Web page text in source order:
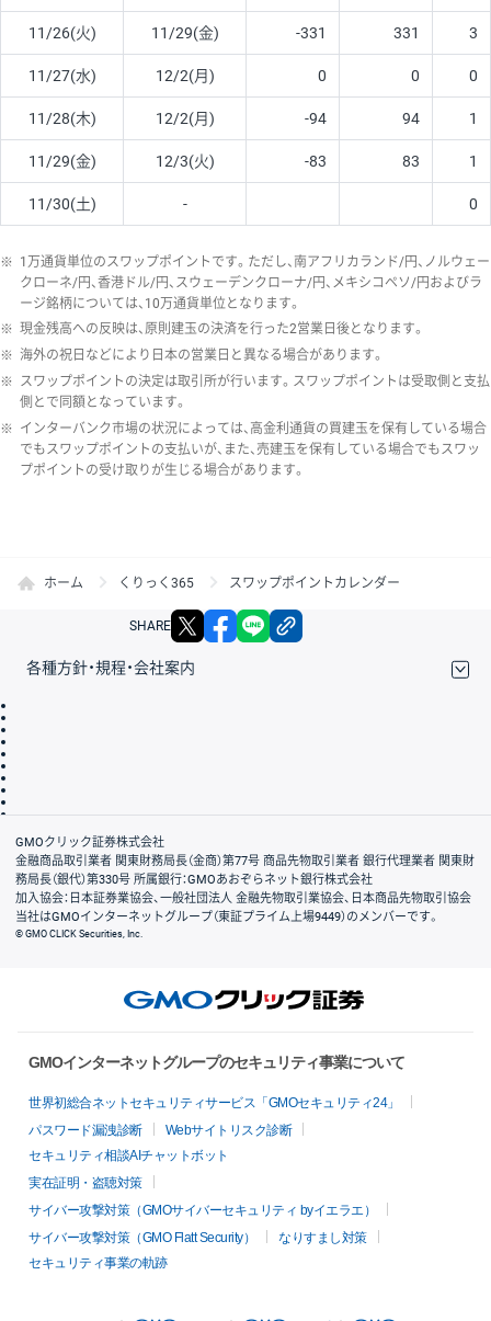
11/26(火) 11/29(金) -331 331 3
11/27(水) 12/2(月) 0 0 0
11/28(木) 12/2(月) -94 94 1
11/29(金) 12/3(火) -83 83 1
11/30(土) - 0
※ 1万通貨単位のスワップポイントです。ただし、南アフリカランド/円、ノルウェー
クローネ/円、香港ドル/円、スウェーデンクローナ/円、メキシコペソ/円およびラ
ージ銘柄については、10万通貨単位となります。
※ 現金残高への反映は、原則建玉の決済を行った2営業日後となります。
※ 海外の祝日などにより日本の営業日と異なる場合があります。
※ スワップポイントの決定は取引所が行います。スワップポイントは受取側と支払
側とで同額となっています。
※ インターバンク市場の状況によっては、高金利通貨の買建玉を保有している場合
でもスワップポイントの支払いが、また、売建玉を保有している場合でもスワッ
プポイントの受け取りが生じる場合があります。
ホーム くりっく365 スワップポイントカレンダー
SHARE X facebook
各種方針・規程・会社案内
会社案内
GMOクリック証券株式会社
金融商品取引業者 関東財務局長（金商）第77号 商品先物取引業者 銀行代理業者 関東財
務局長（銀代）第330号 所属銀行：GMOあおぞらネット銀行株式会社
加入協会：日本証券業協会、一般社団法人 金融先物取引業協会、日本商品先物取引協会
当社はGMOインターネットグループ（東証プライム上場9449）のメンバーです。
© GMO CLICK Securities, Inc.
GMOインターネットグループのセキュリティ事業について
世界初総合ネットセキュリティサービス「GMOセキュリティ24」
パスワード漏洩診断
Webサイトリスク診断
セキュリティ相談AIチャットボット
実在証明・盗聴対策
サイバー攻撃対策（GMOサイバーセキュリティ byイエラエ）
サイバー攻撃対策（GMO Flatt Security）
なりすまし対策
セキュリティ事業の軌跡